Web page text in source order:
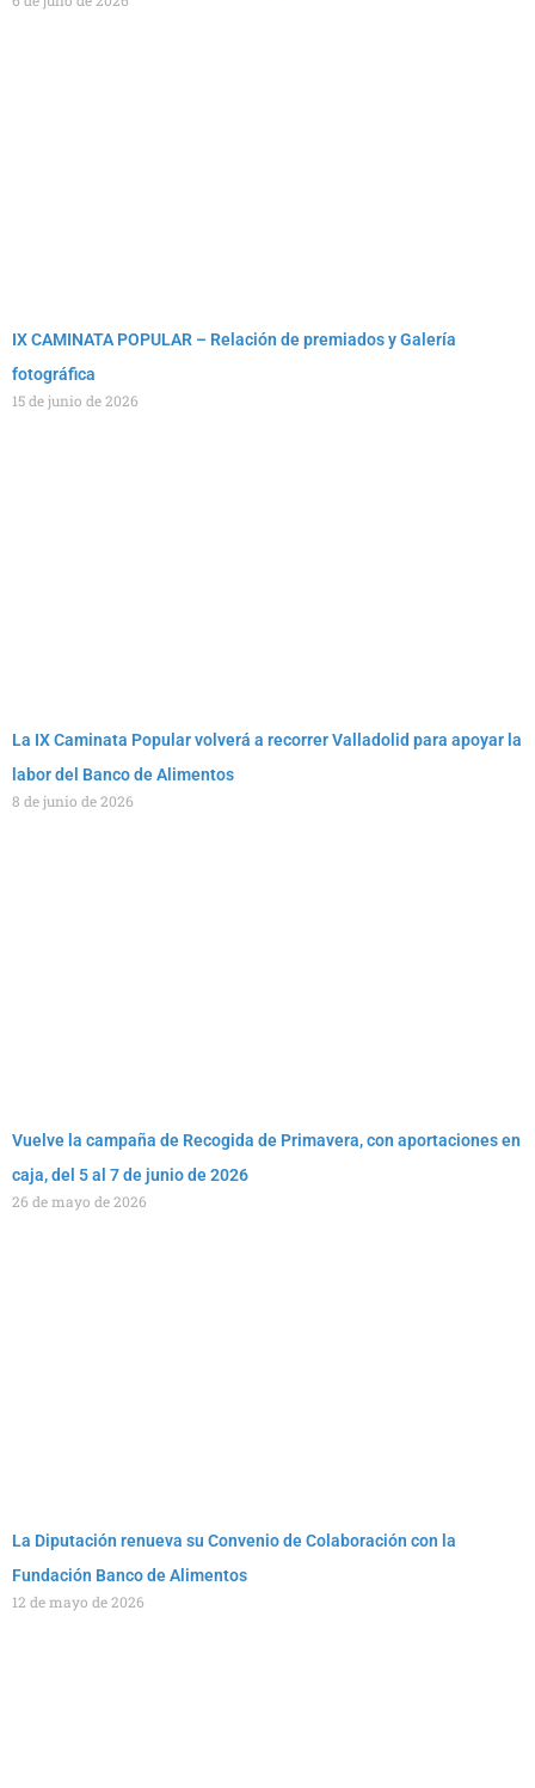
IX CAMINATA POPULAR – Relación de premiados y Galería
fotográfica
15 de junio de 2026
La IX Caminata Popular volverá a recorrer Valladolid para apoyar la
labor del Banco de Alimentos
8 de junio de 2026
Vuelve la campaña de Recogida de Primavera, con aportaciones en
caja, del 5 al 7 de junio de 2026
26 de mayo de 2026
La Diputación renueva su Convenio de Colaboración con la
Fundación Banco de Alimentos
12 de mayo de 2026